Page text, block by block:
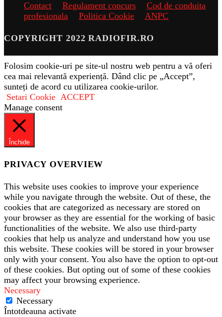
Contact Regulament concurs
Cod de conduita
profesionala
Politica Cookie ANPC
COPYRIGHT 2022 RADIOFIR.RO
Folosim cookie-uri pe site-ul nostru web pentru a vă oferi
cea mai relevantă experiență. Dând clic pe „Accept”,
sunteți de acord cu utilizarea cookie-urilor.
Setari Cookie ACCEPT
Manage consent
Închide
PRIVACY OVERVIEW
This website uses cookies to improve your experience
while you navigate through the website. Out of these, the
cookies that are categorized as necessary are stored on
your browser as they are essential for the working of basic
functionalities of the website. We also use third-party
cookies that help us analyze and understand how you use
this website. These cookies will be stored in your browser
only with your consent. You also have the option to opt-out
of these cookies. But opting out of some of these cookies
may affect your browsing experience.
Necessary
Necessary
Întotdeauna activate